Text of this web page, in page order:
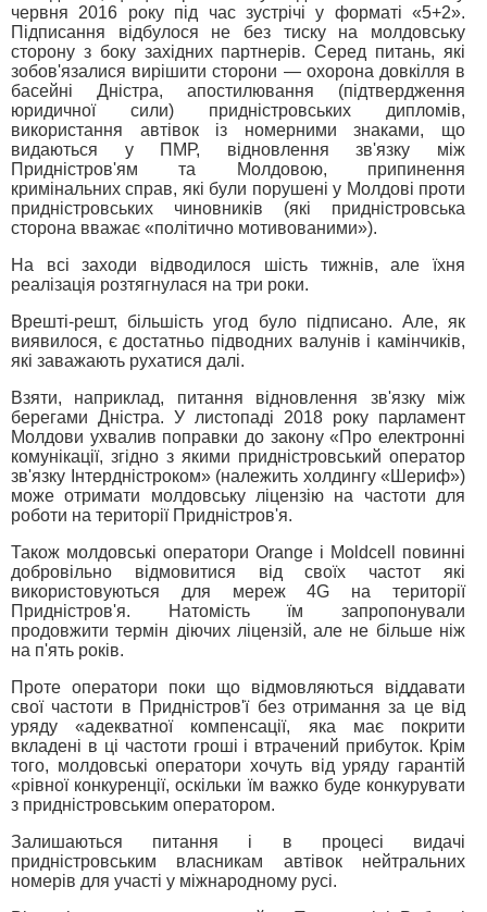
червня 2016 року під час зустрічі у форматі «5+2».
Підписання відбулося не без тиску на молдовську
сторону з боку західних партнерів. Серед питань, які
зобов'язалися вирішити сторони — охорона довкілля в
басейні Дністра, апостилювання (підтвердження
юридичної сили) придністровських дипломів,
використання автівок із номерними знаками, що
видаються у ПМР, відновлення зв'язку між
Придністров'ям та Молдовою, припинення
кримінальних справ, які були порушені у Молдові проти
придністровських чиновників (які придністровська
сторона вважає «політично мотивованими»).
На всі заходи відводилося шість тижнів, але їхня
реалізація розтягнулася на три роки.
Врешті-решт, більшість угод було підписано. Але, як
виявилося, є достатньо підводних валунів і камінчиків,
які заважають рухатися далі.
Взяти, наприклад, питання відновлення зв'язку між
берегами Дністра. У листопаді 2018 року парламент
Молдови ухвалив поправки до закону «Про електронні
комунікації, згідно з якими придністровський оператор
зв'язку Інтердністроком» (належить холдингу «Шериф»)
може отримати молдовську ліцензію на частоти для
роботи на території Придністров'я.
Також молдовські оператори Orange і Moldcell повинні
добровільно відмовитися від своїх частот які
використовуються для мереж 4G на території
Придністров'я. Натомість їм запропонували
продовжити термін діючих ліцензій, але не більше ніж
на п'ять років.
Проте оператори поки що відмовляються віддавати
свої частоти в Придністров'ї без отримання за це від
уряду «адекватної компенсації, яка має покрити
вкладені в ці частоти гроші і втрачений прибуток. Крім
того, молдовські оператори хочуть від уряду гарантій
«рівної конкуренції, оскільки їм важко буде конкурувати
з придністровським оператором.
Залишаються питання і в процесі видачі
придністровським власникам автівок нейтральних
номерів для участі у міжнародному русі.